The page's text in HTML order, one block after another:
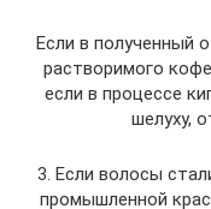
Если в полученный
растворимого
если в процессе
шелуху,
3. Если волосы
промышленной